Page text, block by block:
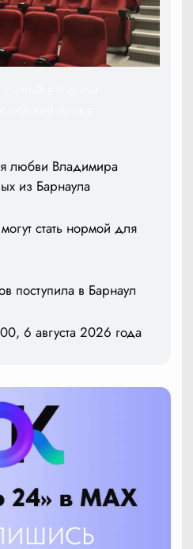
любви Владимира
из Барнаула
стать нормой для
поступила в Барнаул
6 августа 2026 года